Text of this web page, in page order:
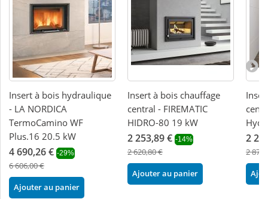
Insert à bois hydraulique
- LA NORDICA
TermoCamino WF
Plus.16 20.5 kW
4 690,26 € -29%
6 606,00 €
Ajouter au panier
Insert à bois chauffage
central - FIREMATIC
HIDRO-80 19 kW
2 253,89 € -14%
2 620,80 €
Ajouter au panier
2
2